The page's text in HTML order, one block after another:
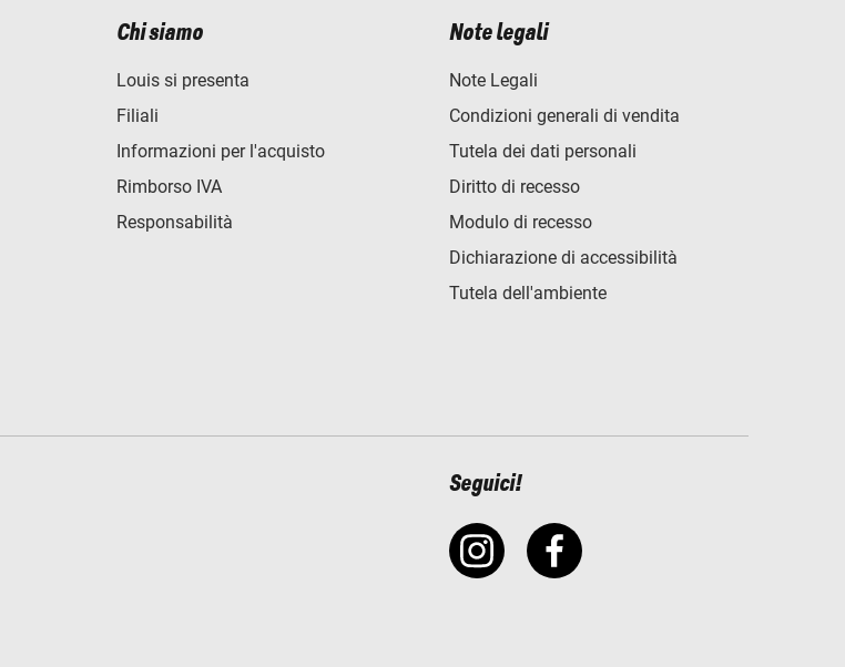
Chi siamo
Louis si presenta
Filiali
Informazioni per l'acquisto
Rimborso IVA
Responsabilità
Note legali
Note Legali
Condizioni generali di vendita
Tutela dei dati personali
Diritto di recesso
Modulo di recesso
Dichiarazione di accessibilità
Tutela dell'ambiente
Seguici!